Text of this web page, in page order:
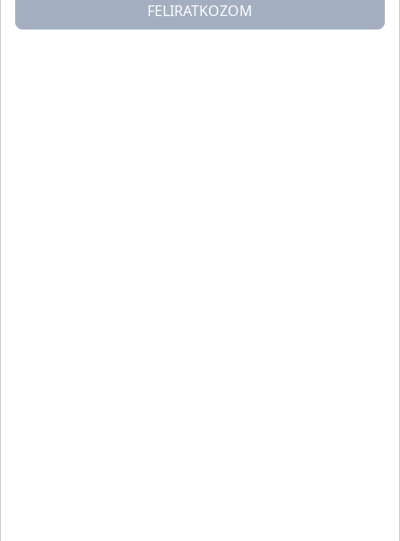
A legendás Halasi Csipke több mint 120 éve indult el
FELIRATKOZOM